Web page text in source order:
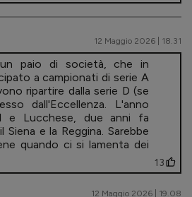
12 Maggio 2026 | 18.31
paio di società, che in
a campionati di serie A
ripartire dalla serie D (se
dall'Eccellenza. L'anno
e Lucchese, due anni fa
e la Reggina. Sarebbe
quando ci si lamenta dei
13
12 Maggio 2026 | 19.08